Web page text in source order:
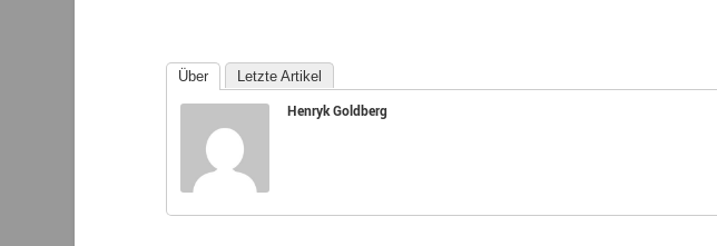
Über Letzte Artikel
Henryk Goldberg